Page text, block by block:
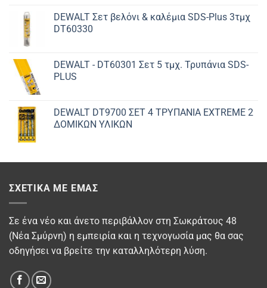
DEWALT Σετ βελόνι & καλέμια SDS-Plus 3τμχ
DT60330
DEWALT - DT60301 Σετ 5 τμχ. Τρυπάνια SDS-
PLUS
DEWALT DT9700 ΣET 4 ΤΡΥΠΑΝΙΑ EXTREME 2
ΔΟΜΙΚΩΝ ΥΛΙΚΩΝ
ΣΧΕΤΙΚΆ ΜΕ ΕΜΆΣ
Σε ένα νέο και άνετο περιβάλλον στη Σωκράτους 48
(Νέα Σμύρνη) η εμπειρία και η τεχνογωσία μας θα σας
οδηγήσει να βρείτε την καταλληλότερη λύση.